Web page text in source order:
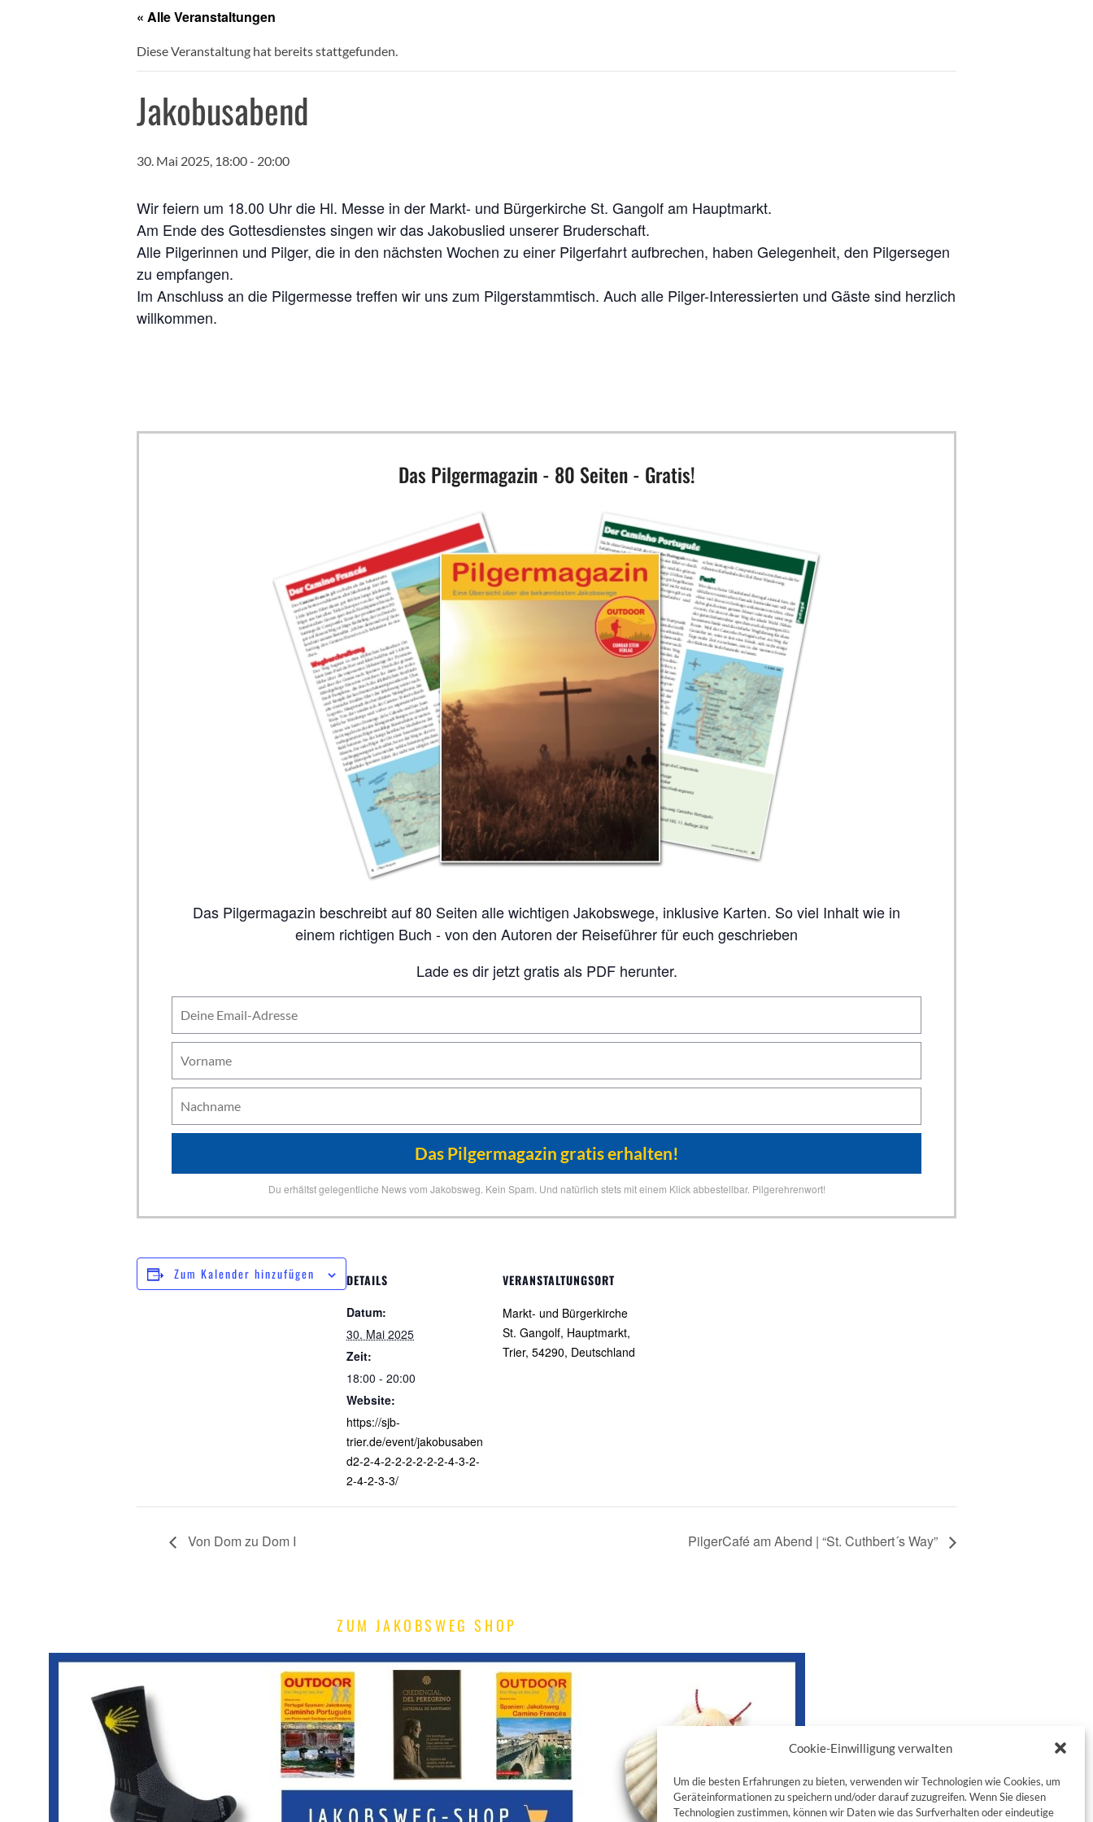
Cookie-Einwilligung verwalten
Um die besten Erfahrungen zu bieten, verwenden wir Technologien wie Cookies, um
Geräteinformationen zu speichern und/oder darauf zuzugreifen. Wenn Sie diesen
Technologien zustimmen, können wir Daten wie das Surfverhalten oder eindeutige
« Alle Veranstaltungen
Diese Veranstaltung hat bereits stattgefunden.
Jakobusabend
30. Mai 2025, 18:00- 20:00
Wir feiern um 18.00 Uhr die Hl. Messe in der Markt- und Bürgerkirche St. Gangolf am Hauptmarkt.
Am Ende des Gottesdienstes singen wir das Jakobuslied unserer Bruderschaft.
Alle Pilgerinnen und Pilger, die in den nächsten Wochen zu einer Pilgerfahrt aufbrechen, haben Gelegenheit, den Pilgersegen
zu empfangen.
Im Anschluss an die Pilgermesse treffen wir uns zum Pilgerstammtisch. Auch alle Pilger-Interessierten und Gäste sind herzlich
willkommen.
Das Pilgermagazin - 80 Seiten - Gratis!
Das Pilgermagazin beschreibt auf 80 Seiten alle wichtigen Jakobswege, inklusive Karten. So viel Inhalt wie in
einem richtigen Buch - von den Autoren der Reiseführer für euch geschrieben
Lade es dir jetzt gratis als PDF herunter.
Du erhältst gelegentliche News vom Jakobsweg. Kein Spam. Und natürlich stets mit einem Klick abbestellbar. Pilgerehrenwort!
Zum Kalender hinzufügen DETAILS
Datum:
30. Mai 2025
Zeit:
18:00 - 20:00
Website:
https://sjb-
trier.de/event/jakobusaben
d2-2-4-2-2-2-2-2-2-4-3-2-
2-4-2-3-3/
VERANSTALTUNGSORT
Markt- und Bürgerkirche
St. Gangolf, Hauptmarkt,
Trier, 54290, Deutschland
Von Dom zu Dom I PilgerCafé am Abend | “St. Cuthbert´s Way”
ZUM JAKOBSWEG SHOP